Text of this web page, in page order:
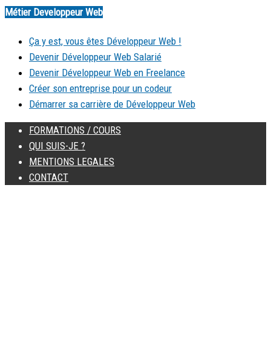
Métier Developpeur Web
Ça y est, vous êtes Développeur Web !
Devenir Développeur Web Salarié
Devenir Développeur Web en Freelance
Créer son entreprise pour un codeur
Démarrer sa carrière de Développeur Web
FORMATIONS / COURS
QUI SUIS-JE ?
MENTIONS LEGALES
CONTACT